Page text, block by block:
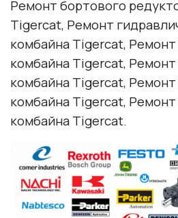
Ремонт бортового
Tigercat, Ремонт
комбайна Tigercat,
комбайна Tigercat,
комбайна Tigercat,
комбайна Tigercat,
комбайна Tigercat.